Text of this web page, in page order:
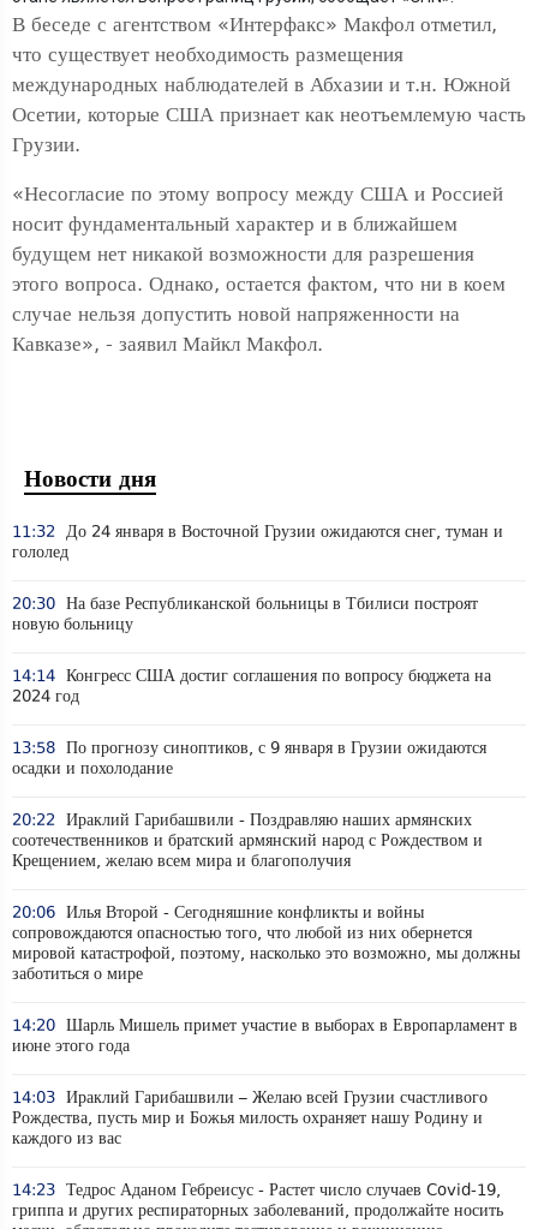
В беседе с агентством «Интерфакс» Макфол отметил,
что существует необходимость размещения
международных наблюдателей в Абхазии и т.н. Южной
Осетии, которые США признает как неотъемлемую часть
Грузии.
«Несогласие по этому вопросу между США и Россией
носит фундаментальный характер и в ближайшем
будущем нет никакой возможности для разрешения
этого вопроса. Однако, остается фактом, что ни в коем
случае нельзя допустить новой напряженности на
Кавказе», - заявил Майкл Макфол.
Новости дня
11:32 До 24 января в Восточной Грузии ожидаются снег, туман и
гололед
20:30 На базе Республиканской больницы в Тбилиси построят
новую больницу
14:14 Конгресс США достиг соглашения по вопросу бюджета на
2024 год
13:58 По прогнозу синоптиков, с 9 января в Грузии ожидаются
осадки и похолодание
20:22 Ираклий Гарибашвили - Поздравляю наших армянских
соотечественников и братский армянский народ с Рождеством и
Крещением, желаю всем мира и благополучия
20:06 Илья Второй - Сегодняшние конфликты и войны
сопровождаются опасностью того, что любой из них обернется
мировой катастрофой, поэтому, насколько это возможно, мы должны
заботиться о мире
14:20 Шарль Мишель примет участие в выборах в Европарламент в
июне этого года
14:03 Ираклий Гарибашвили – Желаю всей Грузии счастливого
Рождества, пусть мир и Божья милость охраняет нашу Родину и
каждого из вас
14:23 Тедрос Аданом Гебреисус - Растет число случаев Covid-19,
гриппа и других респираторных заболеваний, продолжайте носить